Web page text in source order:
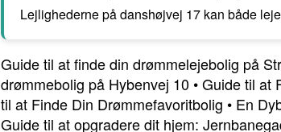
Lejlighederne på danshøjvej 17 kan både
Guide til at finde din drømmelejebolig på
drømmebolig på Hybenvej 10 •Guide til at
til at Finde Din Drømmefavoritbolig • En
Guide til at opgradere dit hjem: